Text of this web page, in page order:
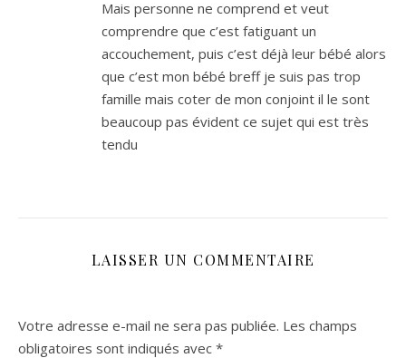
Mais personne ne comprend et veut
comprendre que c’est fatiguant un
accouchement, puis c’est déjà leur bébé alors
que c’est mon bébé breff je suis pas trop
famille mais coter de mon conjoint il le sont
beaucoup pas évident ce sujet qui est très
tendu
LAISSER UN COMMENTAIRE
Votre adresse e-mail ne sera pas publiée. Les champs
obligatoires sont indiqués avec *